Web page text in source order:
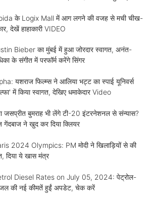
के Logix Mall में आग लगने की वजह से मची चीख-
देखें हाहाकारी VIDEO
Bieber का मुंबई में हुआ जोरदार स्वागत, अनंत-
के संगीत में परफॉर्म करेंगे सिंगर
यशराज फिल्म्स ने आलिया भट्ट का स्पाई यूनिवर्स
में किया स्वागत, देखिए धमाकेदार Video
जसप्रीत बुमराह भी लेंगे टी-20 इंटरनेशनल से संन्यास?
गेंदबाज ने खुद कर दिया क्लियर
2024 Olympics: PM मोदी ने खिलाड़ियों से की
दिया ये खास मंत्र
Diesel Rates on July 05, 2024: पेट्रोल-
की नई कीमतें हुईं अपडेट, चेक करें